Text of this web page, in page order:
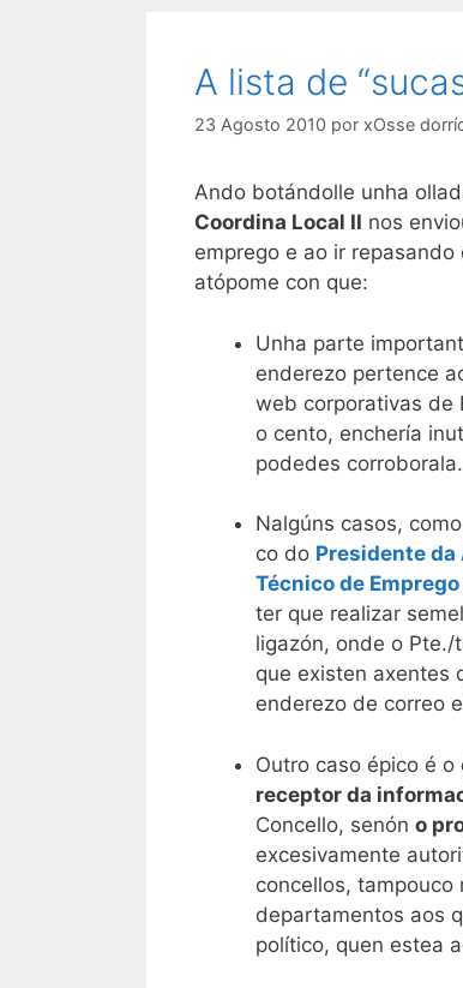
A lista de
23 Agosto 2010 por xOsse
Ando botándolle unha
Coordina Local II nos
emprego e ao ir
atópome con que:
Unha parte
enderezo pertence
web corporativas de
o cento, enchería
podedes corroborala.
Nalgúns casos,
co do Presidente da
Técnico de Emprego
ter que realizar
ligazón, onde o Pte./
que existen axentes
enderezo de correo
Outro caso épico é
receptor da
Concello, senón o
excesivamente
concellos, tampouco
departamentos aos
político, quen estea